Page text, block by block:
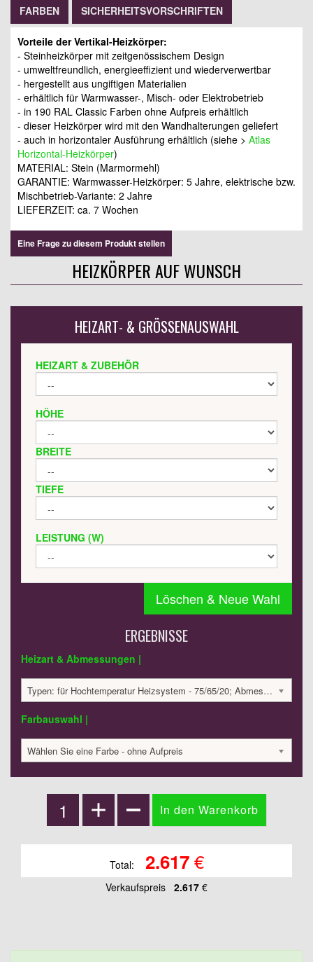
FARBEN
SICHERHEITSVORSCHRIFTEN
Vorteile der Vertikal-Heizkörper:
- Steinheizkörper mit zeitgenössischem Design
- umweltfreundlich, energieeffizient und wiederverwertbar
- hergestellt aus ungiftigen Materialien
- erhältlich für Warmwasser-, Misch- oder Elektrobetrieb
- in 190 RAL Classic Farben ohne Aufpreis erhältlich
- dieser Heizkörper wird mit den Wandhalterungen geliefert
- auch in horizontaler Ausführung erhältlich (siehe > Atlas
Horizontal-Heizkörper)
MATERIAL: Stein (Marmormehl)
GARANTIE: Warmwasser-Heizkörper: 5 Jahre, elektrische bzw.
Mischbetrieb-Variante: 2 Jahre
LIEFERZEIT: ca. 7 Wochen
Eine Frage zu diesem Produkt stellen
HEIZKÖRPER AUF WUNSCH
HEIZART- & GRÖSSENAUSWAHL
HEIZART & ZUBEHÖR
HÖHE
BREITE
TIEFE
LEISTUNG (W)
Löschen & Neue Wahl
ERGEBNISSE
Heizart & Abmessungen |
Typen: für Hochtemperatur Heizsystem - 75/65/20; Abmessungen: 1800x300x65 mm; 480 Watt:; 2617.01 €
Farbauswahl |
Wählen Sie eine Farbe - ohne Aufpreis
Total: 2.617€
Verkaufspreis 2.617 €